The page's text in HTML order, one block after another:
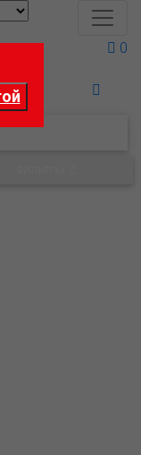
0